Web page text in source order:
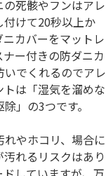
死骸やフンはアレ
けて20秒以上か
カバーをマットレ
ー付きの防ダニカ
でくれるのでアレ
は「湿気を溜めな
」の3つです。
やホコリ、場合に
れるリスクはあり